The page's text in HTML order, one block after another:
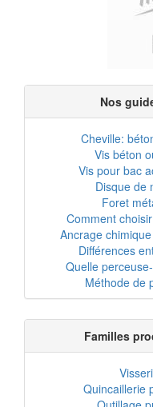
Nos
Cheville:
Vis béton
Vis pour bac
Disque de
Foret
Comment
Ancrage
Différences
Quelle
Méthode de
Familles
Quincaillerie